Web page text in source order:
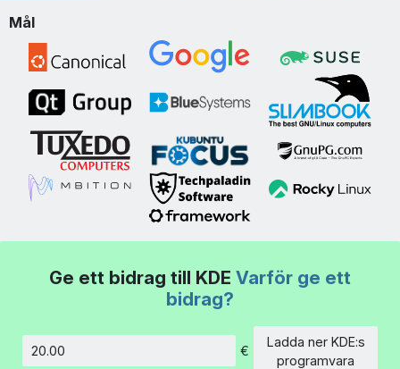
Mål
Ge ett bidrag till KDE Varför ge ett
bidrag?
€
Ladda ner KDE:s
programvara